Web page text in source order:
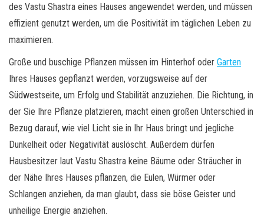
des Vastu Shastra eines Hauses angewendet werden, und müssen
effizient genutzt werden, um die Positivität im täglichen Leben zu
maximieren.
Große und buschige Pflanzen müssen im Hinterhof oder Garten
Ihres Hauses gepflanzt werden, vorzugsweise auf der
Südwestseite, um Erfolg und Stabilität anzuziehen. Die Richtung, in
der Sie Ihre Pflanze platzieren, macht einen großen Unterschied in
Bezug darauf, wie viel Licht sie in Ihr Haus bringt und jegliche
Dunkelheit oder Negativität auslöscht. Außerdem dürfen
Hausbesitzer laut Vastu Shastra keine Bäume oder Sträucher in
der Nähe Ihres Hauses pflanzen, die Eulen, Würmer oder
Schlangen anziehen, da man glaubt, dass sie böse Geister und
unheilige Energie anziehen.